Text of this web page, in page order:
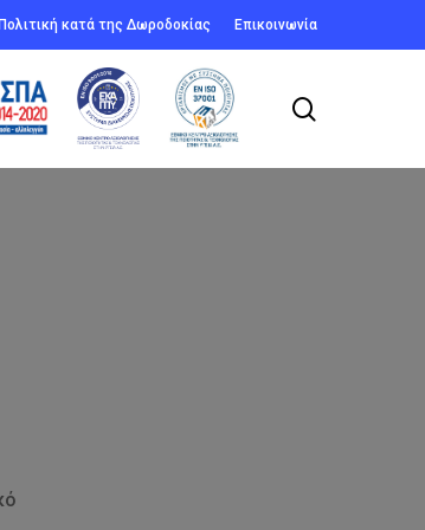
Πολιτική κατά της Δωροδοκίας Επικοινωνία